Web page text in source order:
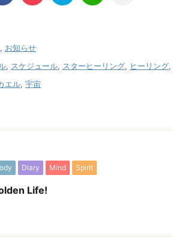
, お知らせ
, スケジュール, スターヒーリング, ヒーリング,
エル, 宇宙
Diary Mind Spirit
Life!